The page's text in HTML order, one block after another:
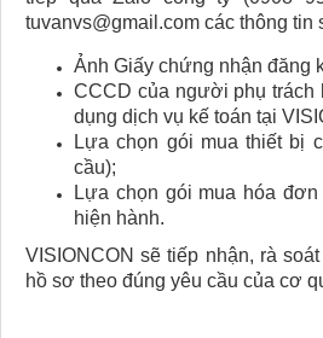
tuvanvs@gmail.com các thông tin
Ảnh Giấy chứng nhận đăng
CCCD của người phụ trách
dụng dịch vụ kế toán tại
Lựa chọn gói mua thiết bị
cầu);
Lựa chọn gói mua hóa
hiện hành.
VISIONCON sẽ tiếp nhận, rà
hồ sơ theo đúng yêu cầu của cơ